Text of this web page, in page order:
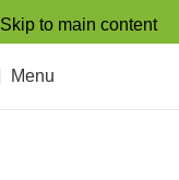
Skip to main content
Menu